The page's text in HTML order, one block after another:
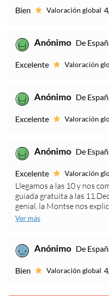
Bien Valoración global
Anónimo De
Excelente Valoración
Anónimo De
Excelente Valoración
Anónimo De
Excelente Valoración
Llegamos a las 10 y nos
guiada gratuita a las
genial, la Montse nos
Ver más
Anónimo De
Bien Valoración global